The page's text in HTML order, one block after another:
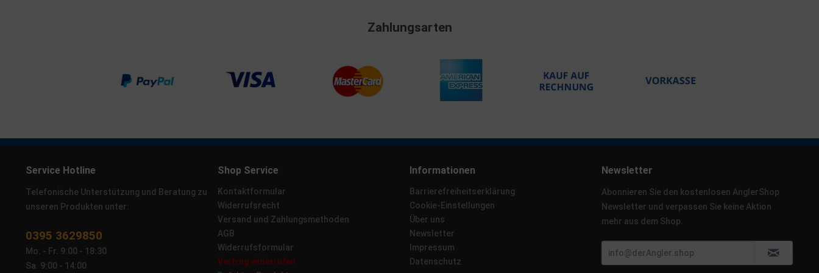
Zahlungsarten
Service Hotline
Telefonische Unterstützung und Beratung zu
unseren Produkten unter:
0395 3629850
Mo. - Fr. 9:00 - 18:30
Sa. 9:00 - 14:00
Shop Service
Kontaktformular
Widerrufsrecht
Versand und Zahlungsmethoden
AGB
Widerrufsformular
Vertrag widerrufen
Informationen
Barrierefreiheitserklärung
Cookie-Einstellungen
Über uns
Newsletter
Impressum
Datenschutz
Newsletter
Abonnieren Sie den kostenlosen AnglerShop
Newsletter und verpassen Sie keine Aktion
mehr aus dem Shop.